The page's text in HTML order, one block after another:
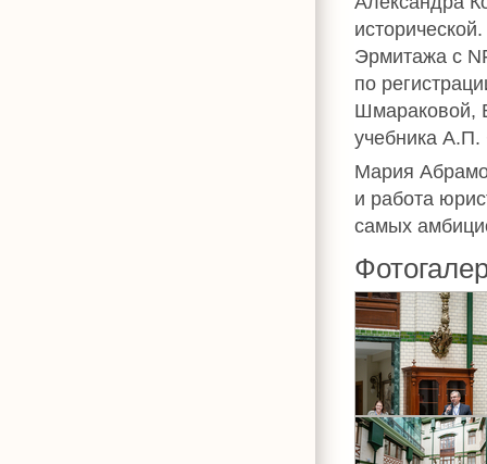
Эрмитажа с
по
Шмараковой,
учебника
Мария
и работа
самых